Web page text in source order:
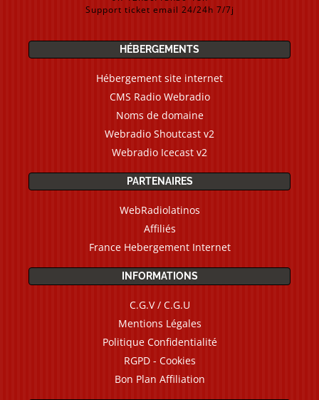
Support ticket email 24/24h 7/7j
HÉBERGEMENTS
Hébergement site internet
CMS Radio Webradio
Noms de domaine
Webradio Shoutcast v2
Webradio Icecast v2
PARTENAIRES
WebRadiolatinos
Affiliés
France Hebergement Internet
INFORMATIONS
C.G.V / C.G.U
Mentions Légales
Politique Confidentialité
RGPD - Cookies
Bon Plan Affiliation